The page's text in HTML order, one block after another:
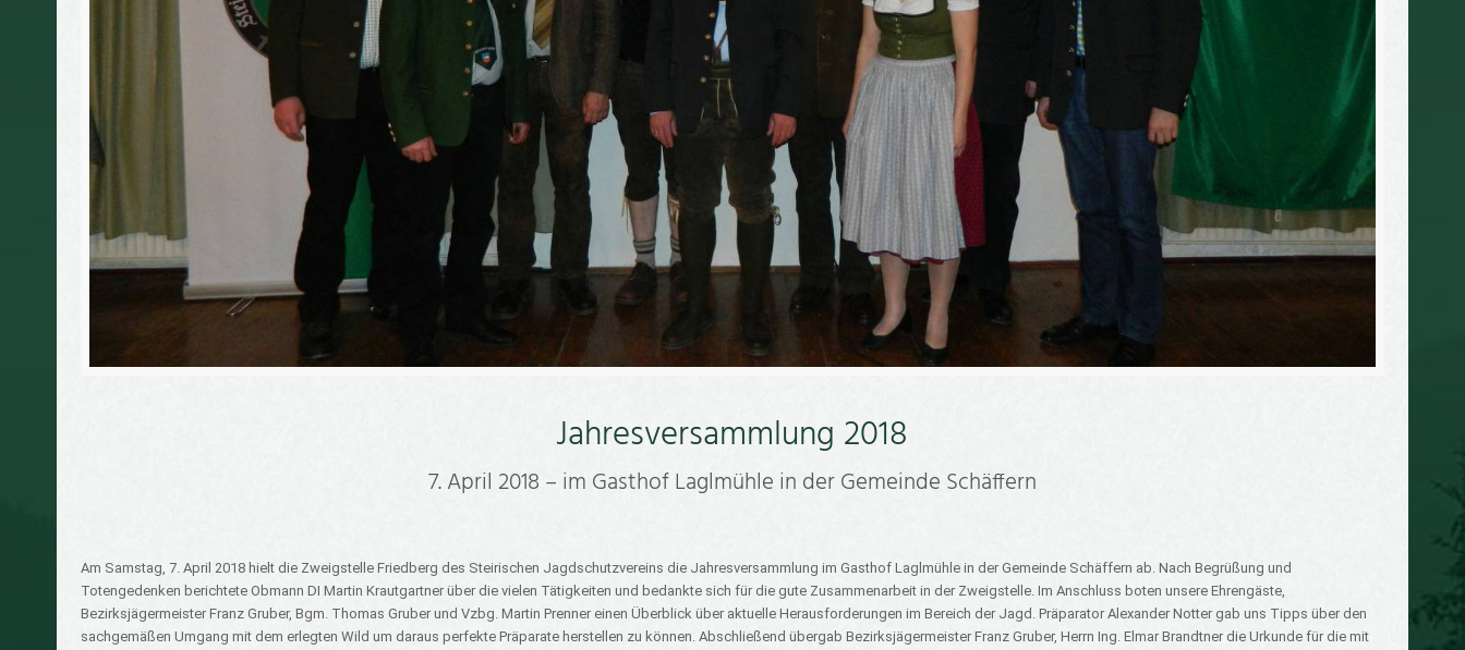
Jahresversammlung 2018
7. April 2018 – im Gasthof Laglmühle in der Gemeinde Schäffern
Am Samstag, 7. April 2018 hielt die Zweigstelle Friedberg des Steirischen Jagdschutzvereins die Jahresversammlung im Gasthof Laglmühle in der Gemeinde Schäffern ab. Nach Begrüßung und
Totengedenken berichtete Obmann DI Martin Krautgartner über die vielen Tätigkeiten und bedankte sich für die gute Zusammenarbeit in der Zweigstelle. Im Anschluss boten unsere Ehrengäste,
Bezirksjägermeister Franz Gruber, Bgm. Thomas Gruber und Vzbg. Martin Prenner einen Überblick über aktuelle Herausforderungen im Bereich der Jagd. Präparator Alexander Notter gab uns Tipps über den
sachgemäßen Umgang mit dem erlegten Wild um daraus perfekte Präparate herstellen zu können. Abschließend übergab Bezirksjägermeister Franz Gruber, Herrn Ing. Elmar Brandtner die Urkunde für die mit